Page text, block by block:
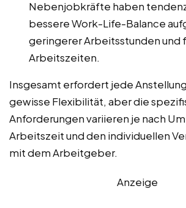
Nebenjobkräfte haben
bessere Work-Life-Balance
geringerer Arbeitsstunden und
Arbeitszeiten.
Insgesamt erfordert jede
gewisse Flexibilität, aber die
Anforderungen variieren je nach
Arbeitszeit und den individuellen
mit dem Arbeitgeber.
Anzeige